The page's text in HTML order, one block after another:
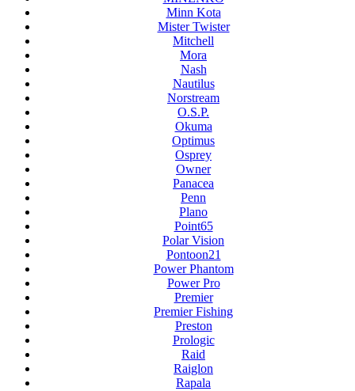
Minn Kota
Mister Twister
Mitchell
Mora
Nash
Nautilus
Norstream
O.S.P.
Okuma
Optimus
Osprey
Owner
Panacea
Penn
Plano
Point65
Polar Vision
Pontoon21
Power Phantom
Power Pro
Premier
Premier Fishing
Preston
Prologic
Raid
Raiglon
Rapala